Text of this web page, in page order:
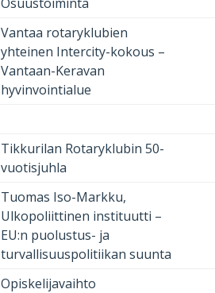
Vantaa rotaryklubien
yhteinen Intercity-kokous –
Vantaan-Keravan
hyvinvointialue
Tikkurilan Rotaryklubin 50-
vuotisjuhla
Tuomas Iso-Markku,
Ulkopoliittinen instituutti –
EU:n puolustus- ja
turvallisuuspolitiikan suunta
Opiskelijavaihto